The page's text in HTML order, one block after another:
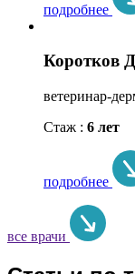
подробнее
Коротков
ветеринар-
Стаж : 6 лет
подробнее
все врачи